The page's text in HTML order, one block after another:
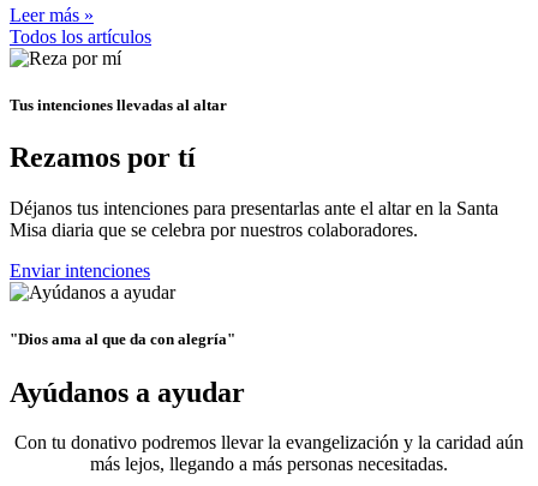
Leer más »
Todos los artículos
Tus intenciones llevadas al altar
Rezamos por tí
Déjanos tus intenciones para presentarlas ante el altar en la Santa
Misa diaria que se celebra por nuestros colaboradores.
Enviar intenciones
"Dios ama al que da con alegría"
Ayúdanos a ayudar
Con tu donativo podremos llevar la evangelización y la caridad aún
más lejos, llegando a más personas necesitadas.